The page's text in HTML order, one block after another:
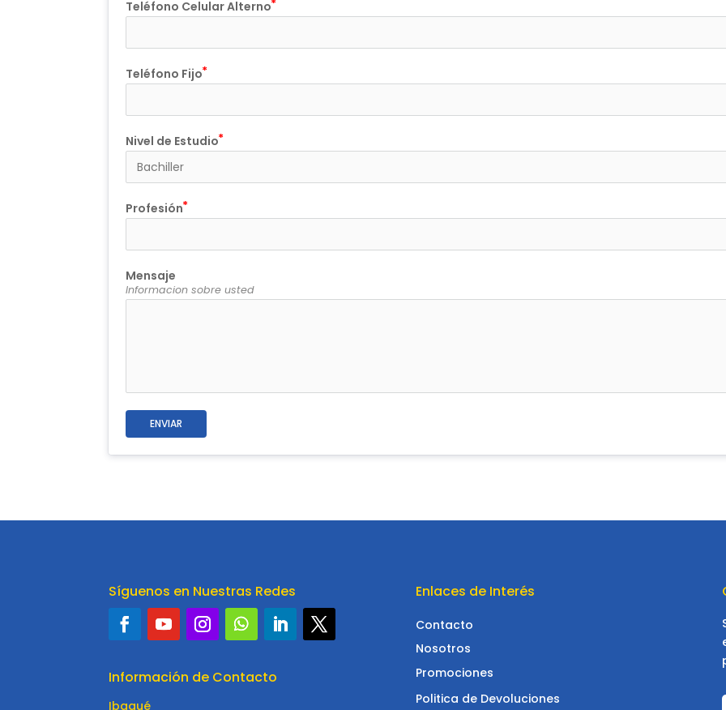
Teléfono Celular Alterno
Teléfono Fijo
Nivel de Estudio
Profesión
Mensaje
Informacion sobre usted
ENVIAR
Síguenos en Nuestras Redes
Información de Contacto
Ibagué
Enlaces de Interés
Contacto
Nosotros
Promociones
Politica de Devoluciones